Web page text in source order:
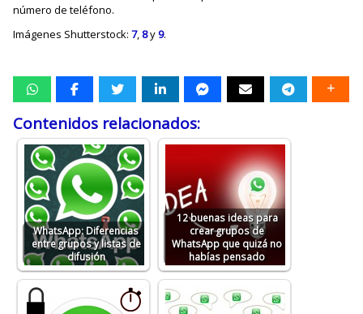
número de teléfono.
Imágenes Shutterstock:7,8y9.
Contenidos relacionados:
WhatsApp: Diferencias
entre grupos y listas de
difusión
12 buenas ideas para
crear grupos de
WhatsApp que quizá no
habías pensado